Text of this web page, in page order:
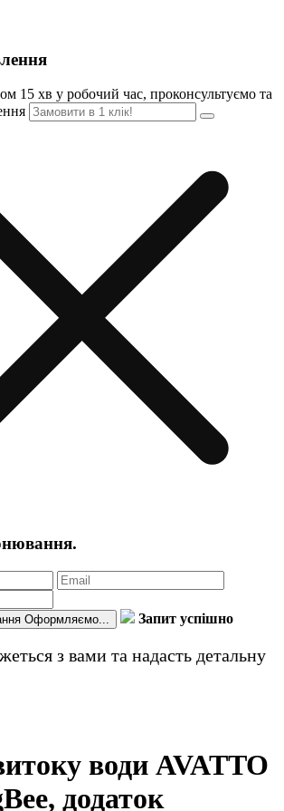
15 хв у робочий час, проконсультуємо та
Оформляємо...
Запит успішно
з вами та надасть детальну
води AVATTO
додаток